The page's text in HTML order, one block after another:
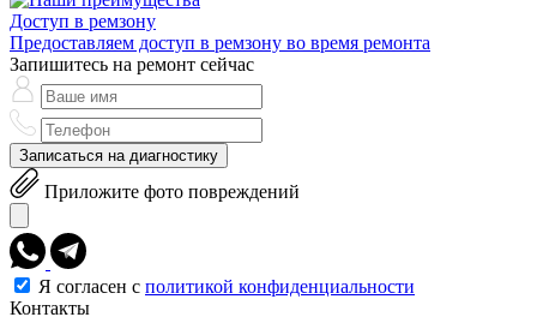
Доступ в ремзону
Предоставляем доступ в ремзону во время ремонта
Запишитесь на ремонт сейчас
Записаться на диагностику
Приложите фото повреждений
Я согласен с политикой конфиденциальности
Контакты